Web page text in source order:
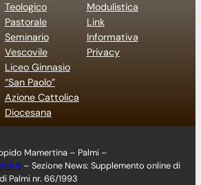
Teologico
Pastorale
Seminario
Vescovile
Liceo Ginnasio
“San Paolo”
Azione Cattolica
Diocesana
Modulistica
Link
Informativa
Privacy
Mamertina – Palmi –
– Sezione News: Supplemento online di
Palmi nr. 66/1993